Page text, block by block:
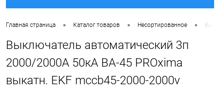
Главная страница • Каталог товаров • Несортированное •
Выключатель автоматический 3п
2000/2000А 50кА ВА-45 PROxima
выкатн. EKF mccb45-2000-2000v